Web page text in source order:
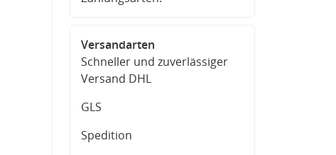
Versandarten
Schneller und zuverlässiger
Versand DHL
GLS
Spedition